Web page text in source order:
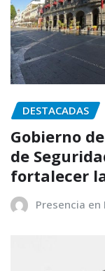
DESTACADAS
Gobierno
de
fortalecer
Presencia en